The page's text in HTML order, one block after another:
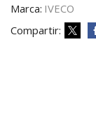
Marca: IVECO
Compartir: